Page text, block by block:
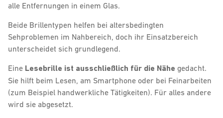
alle Entfernungen in einem Glas.
Beide Brillentypen helfen bei altersbedingten
Sehproblemen im Nahbereich, doch ihr Einsatzbereich
unterscheidet sich grundlegend.
Eine Lesebrille ist ausschließlich für die Nähe gedacht.
Sie hilft beim Lesen, am Smartphone oder bei Feinarbeiten
(zum Beispiel handwerkliche Tätigkeiten). Für alles andere
wird sie abgesetzt.